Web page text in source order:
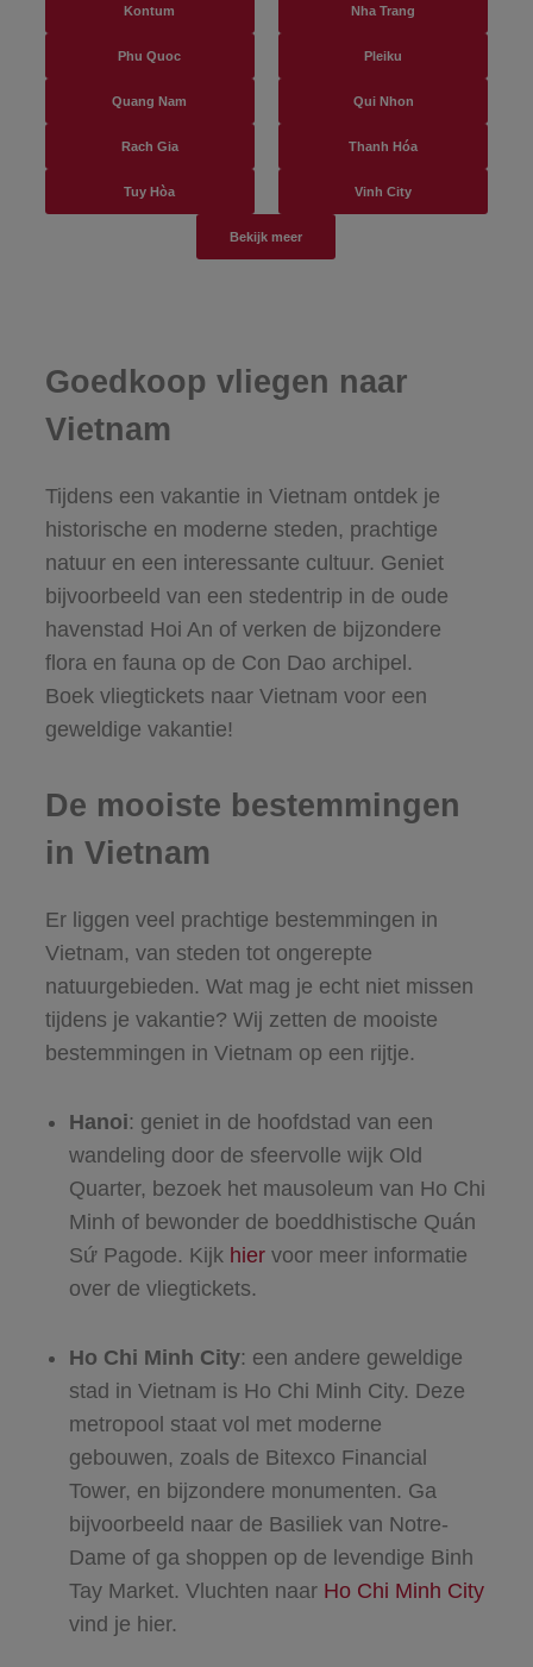
Kontum Nha Trang
Phu Quoc Pleiku
Quang Nam Qui Nhon
Rach Gia Thanh Hóa
Tuy Hòa Vinh City
Bekijk meer
Goedkoop vliegen naar
Vietnam
Tijdens een vakantie in Vietnam ontdek je
historische en moderne steden, prachtige
natuur en een interessante cultuur. Geniet
bijvoorbeeld van een stedentrip in de oude
havenstad Hoi An of verken de bijzondere
flora en fauna op de Con Dao archipel.
Boek vliegtickets naar Vietnam voor een
geweldige vakantie!
De mooiste bestemmingen
in Vietnam
Er liggen veel prachtige bestemmingen in
Vietnam, van steden tot ongerepte
natuurgebieden. Wat mag je echt niet missen
tijdens je vakantie? Wij zetten de mooiste
bestemmingen in Vietnam op een rijtje.
Hanoi: geniet in de hoofdstad van een
wandeling door de sfeervolle wijk Old
Quarter, bezoek het mausoleum van Ho Chi
Minh of bewonder de boeddhistische Quán
Sứ Pagode. Kijk hiervoor meer informatie
over de vliegtickets.
Ho Chi Minh City: een andere geweldige
stad in Vietnam is Ho Chi Minh City. Deze
metropool staat vol met moderne
gebouwen, zoals de Bitexco Financial
Tower, en bijzondere monumenten. Ga
bijvoorbeeld naar de Basiliek van Notre-
Dame of ga shoppen op de levendige Binh
Tay Market. Vluchten naar Ho Chi Minh City
vind je hier.